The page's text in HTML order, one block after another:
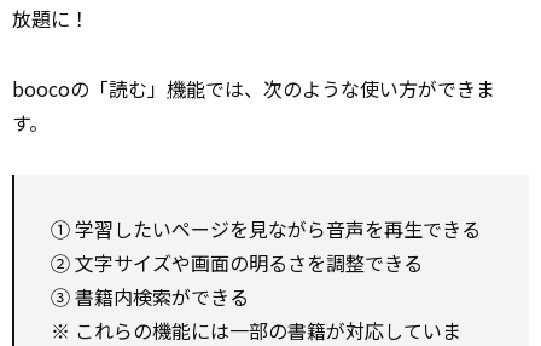
放題に！
boocoの「読む」 機能では、次のような使い方ができま
す。
① 学習したいページを見ながら音声を再生できる
② 文字サイズや画面の明るさを調整できる
③ 書籍内検索ができる
※ これらの機能には一部の書籍が対応していま